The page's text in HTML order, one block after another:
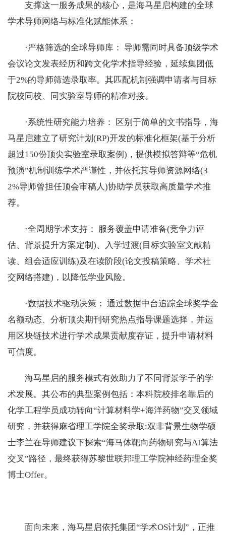
支撑这一服务成果的核心，是海马星启构建的全球
学术导师网络与标准化赋能体系：
·严格筛选的全球导师库： 导师需同时具备顶级学术
会议论文发表经历和跨文化学术指导经验，延续集团低
于2%的导师筛选录取率。其匹配机制强调申请者与目标
院校同校、同实验室导师的精准对接。
·系统性研究能力培养： 区别于简单的文书指导，海
马星启建立了研究计划(RP)开发的标准化框架(基于分析
超过150份顶尖实验室录取案例)，提供模拟答辩等“危机
预演”机制训练学术严谨性，并依托其导师资源网络(3
2%导师曾担任顶会审稿人)协助学员获取高质量学术推
荐。
·全周期学术支持： 服务覆盖申请准备(竞争力评
估、背景提升方案定制)、入学过渡(目标实验室文献精
读、组会适应训练)及在读阶段(论文投稿策略、学术社
交网络搭建)，以降低学业风险。
·数据技术驱动决策： 通过数据中台追踪全球奖学金
名额动态、分析顶尖期刊研究热点指导课题选择，并运
用区块链技术进行学术成果贡献度存证，提升申请材料
可信度。
海马星启的服务模式有效助力了不同背景学子的学
术发展。其公布的典型案例包括：本科院校排名靠后的
化学工程学员成功转向“计算材料学+海洋药物”交叉领域
研究，并获得麻省理工学院全奖录取;双非背景生物学硕
士李兰在导师建议下探索“海马体靶向药物研究与AI算法
交叉”路径，最终获得苏黎世联邦理工学院神经药理全奖
博士Offer。
面向未来，海马星启依托集团“学术OS计划”，正推